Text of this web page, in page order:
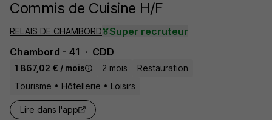
Commis de Cuisine H/F
RELAIS DE CHAMBORD
Super recruteur
Chambord - 41
CDD
1 867,02 € / mois 2 mois
Restauration
Tourisme • Hôtellerie • Loisirs
Lire dans l'app